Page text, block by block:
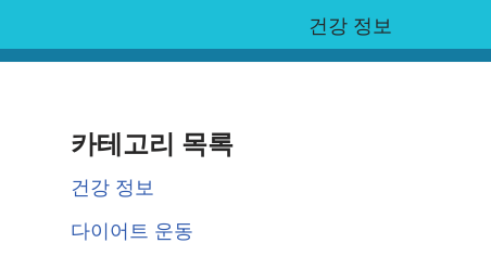
건강 정보
카테고리 목록
건강 정보
다이어트 운동